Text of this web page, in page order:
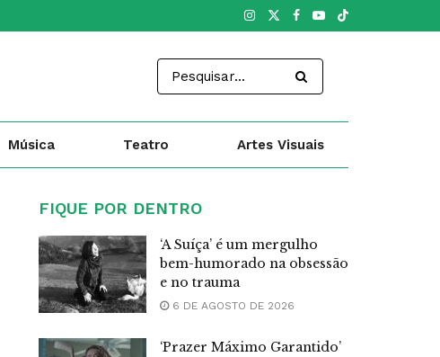
Música Teatro Artes Visuais
FIQUE POR DENTRO
‘A Suíça’ é um mergulho
bem-humorado na obsessão
e no trauma
6 DE AGOSTO DE 2026
‘Prazer Máximo Garantido’